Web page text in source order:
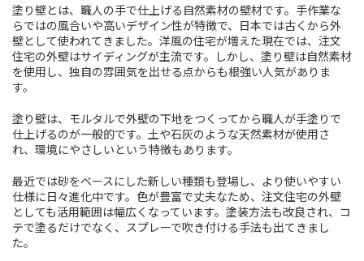
塗り壁とは、職人の手で仕上げる自然素材の壁材です。手作業な
らではの風合いや高いデザイン性が特徴で、日本では古くから外
壁として使われてきました。洋風の住宅が増えた現在では、注文
住宅の外壁はサイディングが主流です。しかし、塗り壁は自然素材
を使用し、独自の雰囲気を出せる点からも根強い人気がありま
す。
塗り壁は、モルタルで外壁の下地をつくってから職人が手塗りで
仕上げるのが一般的です。土や石灰のような天然素材が使用さ
れ、環境にやさしいという特徴もあります。
最近では砂をベースにした新しい種類も登場し、より使いやすい
仕様に日々進化中です。色が豊富で丈夫なため、注文住宅の外壁
としても活用範囲は幅広くなっています。塗装方法も改良され、コ
テで塗るだけでなく、スプレーで吹き付ける手法も出てきまし
た。